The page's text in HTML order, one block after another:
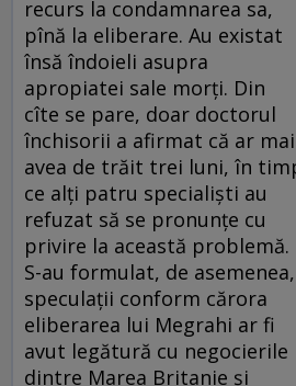
recurs la condamnarea sa,
pînă la eliberare. Au existat
însă îndoieli asupra
apropiatei sale morţi. Din
cîte se pare, doar doctorul
închisorii a afirmat că ar mai
avea de trăit trei luni, în
ce alţi patru specialişti au
refuzat să se pronunţe cu
privire la această problemă.
S-au formulat, de asemenea,
speculaţii conform cărora
eliberarea lui Megrahi ar fi
avut legătură cu negocierile
dintre Marea Britanie şi